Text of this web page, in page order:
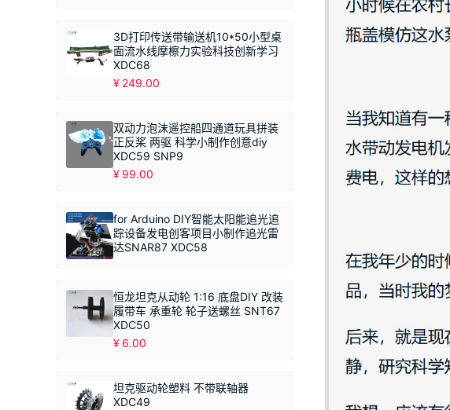
3D打印传送带输送机10*50小型桌
面流水线摩檫力实验科技创新学习
XDC68
¥ 249.00
双动力泡沫遥控船四通道玩具拼装
正反桨 两驱 科学小制作创意diy
XDC59 SNP9
¥ 99.00
for Arduino DIY智能太阳能追光追
踪设备发电创客项目小制作追光雷
达SNAR87 XDC58
恒龙坦克从动轮 1:16 底盘DIY 改装
履带车 承重轮 轮子送螺丝 SNT67
XDC50
¥ 6.00
坦克驱动轮塑料 不带联轴器
XDC49